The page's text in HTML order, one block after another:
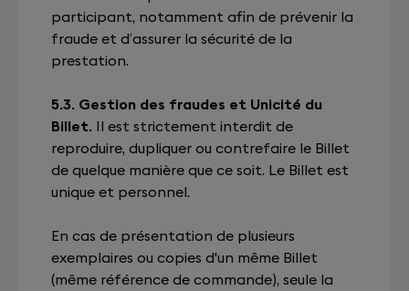
participant, notamment afin de prévenir la
fraude et d’assurer la sécurité de la
prestation.
5.3. Gestion des fraudes et Unicité du
Billet. Il est strictement interdit de
reproduire, dupliquer ou contrefaire le Billet
de quelque manière que ce soit. Le Billet est
unique et personnel.
En cas de présentation de plusieurs
exemplaires ou copies d'un même Billet
(même référence de commande), seule la